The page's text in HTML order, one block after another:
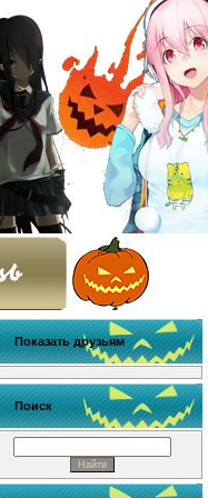
Показать друзьям
Поиск